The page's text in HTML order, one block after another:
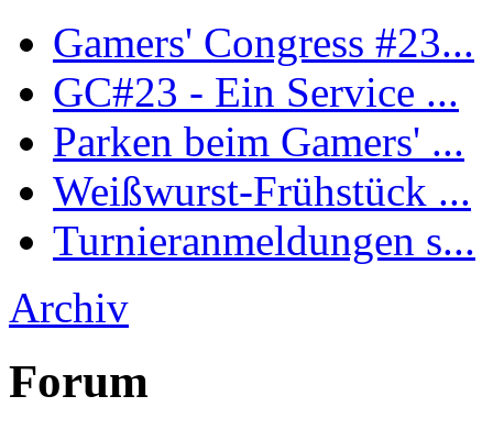
Gamers' Congress #23...
GC#23 - Ein Service ...
Parken beim Gamers' ...
Weißwurst-Frühstück ...
Turnieranmeldungen s...
Archiv
Forum